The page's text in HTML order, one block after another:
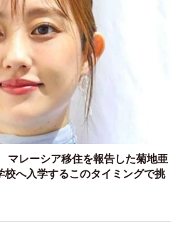
マレーシア移住を報告した菊地亜
へ入学するこのタイミングで挑